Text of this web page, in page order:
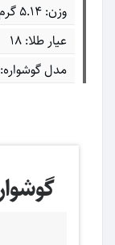
وزن: ۵.۱۴ گرم
عیار طلا: ۱۸
مدل